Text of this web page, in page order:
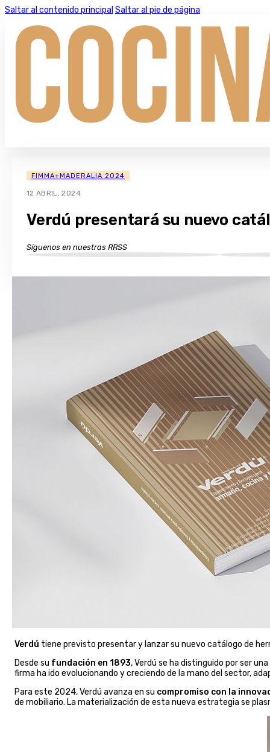
Saltar al contenido principal Saltar al pie de página
FIMMA+MADERALIA 2024
12 ABRIL, 2024
Verdú presentará su nuevo
Síguenos en nuestras RRSS
Verdú tiene previsto presentar y lanzar su nuevo catálogo de
Desde su fundación en 1893, Verdú se ha distinguido por ser
firma ha ido evolucionando y creciendo de la mano del sector,
Para este 2024, Verdú avanza en su compromiso con la
de mobiliario. La materialización de esta nueva estrategia se